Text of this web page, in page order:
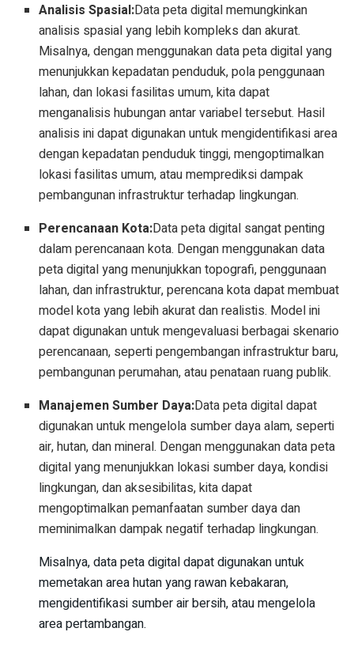
Analisis Spasial:Data peta digital memungkinkan
analisis spasial yang lebih kompleks dan akurat.
Misalnya, dengan menggunakan data peta digital yang
menunjukkan kepadatan penduduk, pola penggunaan
lahan, dan lokasi fasilitas umum, kita dapat
menganalisis hubungan antar variabel tersebut. Hasil
analisis ini dapat digunakan untuk mengidentifikasi area
dengan kepadatan penduduk tinggi, mengoptimalkan
lokasi fasilitas umum, atau memprediksi dampak
pembangunan infrastruktur terhadap lingkungan.
Perencanaan Kota:Data peta digital sangat penting
dalam perencanaan kota. Dengan menggunakan data
peta digital yang menunjukkan topografi, penggunaan
lahan, dan infrastruktur, perencana kota dapat membuat
model kota yang lebih akurat dan realistis. Model ini
dapat digunakan untuk mengevaluasi berbagai skenario
perencanaan, seperti pengembangan infrastruktur baru,
pembangunan perumahan, atau penataan ruang publik.
Manajemen Sumber Daya:Data peta digital dapat
digunakan untuk mengelola sumber daya alam, seperti
air, hutan, dan mineral. Dengan menggunakan data peta
digital yang menunjukkan lokasi sumber daya, kondisi
lingkungan, dan aksesibilitas, kita dapat
mengoptimalkan pemanfaatan sumber daya dan
meminimalkan dampak negatif terhadap lingkungan.
Misalnya, data peta digital dapat digunakan untuk
memetakan area hutan yang rawan kebakaran,
mengidentifikasi sumber air bersih, atau mengelola
area pertambangan.